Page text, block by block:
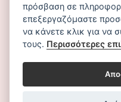
πρόσβαση σε
επεξεργαζόμαστε
να κάνετε κλικ για να
τους. Περισσότερες